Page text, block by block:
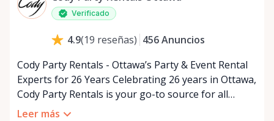
Viernes
Domingo
Verificado
4.9(19 reseñas) 456Anuncios
Cody Party Rentals - Ottawa’s Party & Event Rental
Experts for 26 Years Celebrating 26 years in Ottawa,
Cody Party Rentals is your go-to source for all
things party and event rentals. We’re proud to be a
Leer más